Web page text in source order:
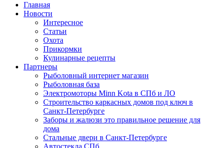
Главная
Новости
Интересное
Статьи
Охота
Прикормки
Кулинарные рецепты
Партнеры
Рыболовный интернет магазин
Рыболовная база
Электромоторы Minn Kota в СПб и ЛО
Строительство каркасных домов под ключ в
Санкт-Петербурге
Заборы и жалюзи это правильное решение для
дома
Стальные двери в Санкт-Петербурге
Автостекла СПб